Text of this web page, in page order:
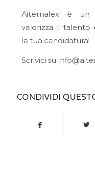
Aiternalex è un
valorizza il talento
la tua candidatura!
Scrivici su
CONDIVIDI